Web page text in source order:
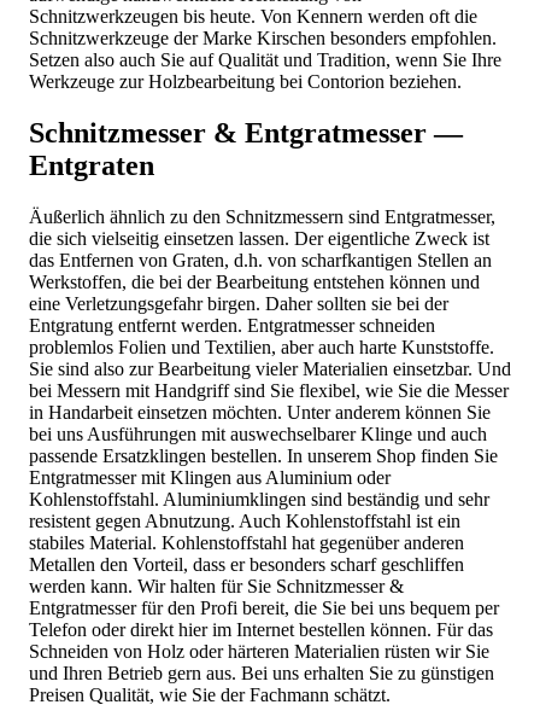
Schnitzwerkzeugen bis heute. Von Kennern werden oft die
Schnitzwerkzeuge der Marke Kirschen besonders empfohlen.
Setzen also auch Sie auf Qualität und Tradition, wenn Sie Ihre
Werkzeuge zur Holzbearbeitung bei Contorion beziehen.
Schnitzmesser & Entgratmesser —
Entgraten
Äußerlich ähnlich zu den Schnitzmessern sind Entgratmesser,
die sich vielseitig einsetzen lassen. Der eigentliche Zweck ist
das Entfernen von Graten, d.h. von scharfkantigen Stellen an
Werkstoffen, die bei der Bearbeitung entstehen können und
eine Verletzungsgefahr birgen. Daher sollten sie bei der
Entgratung entfernt werden. Entgratmesser schneiden
problemlos Folien und Textilien, aber auch harte Kunststoffe.
Sie sind also zur Bearbeitung vieler Materialien einsetzbar. Und
bei Messern mit Handgriff sind Sie flexibel, wie Sie die Messer
in Handarbeit einsetzen möchten. Unter anderem können Sie
bei uns Ausführungen mit auswechselbarer Klinge und auch
passende Ersatzklingen bestellen. In unserem Shop finden Sie
Entgratmesser mit Klingen aus Aluminium oder
Kohlenstoffstahl. Aluminiumklingen sind beständig und sehr
resistent gegen Abnutzung. Auch Kohlenstoffstahl ist ein
stabiles Material. Kohlenstoffstahl hat gegenüber anderen
Metallen den Vorteil, dass er besonders scharf geschliffen
werden kann. Wir halten für Sie Schnitzmesser &
Entgratmesser für den Profi bereit, die Sie bei uns bequem per
Telefon oder direkt hier im Internet bestellen können. Für das
Schneiden von Holz oder härteren Materialien rüsten wir Sie
und Ihren Betrieb gern aus. Bei uns erhalten Sie zu günstigen
Preisen Qualität, wie Sie der Fachmann schätzt.